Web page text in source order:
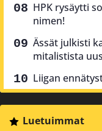
HPK rysäytti
nimen!
Ässät julkisti
mitalistista
Liigan
Luetuimmat